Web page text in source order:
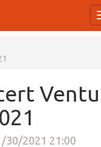
30/2021 21:00